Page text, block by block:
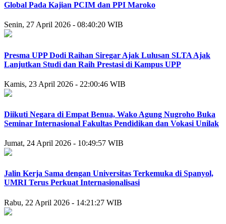
Global Pada Kajian PCIM dan PPI Maroko
Senin, 27 April 2026 - 08:40:20 WIB
Presma UPP Dodi Raihan Siregar Ajak Lulusan SLTA Ajak
Lanjutkan Studi dan Raih Prestasi di Kampus UPP
Kamis, 23 April 2026 - 22:00:46 WIB
Diikuti Negara di Empat Benua, Wako Agung Nugroho Buka
Seminar Internasional Fakultas Pendidikan dan Vokasi Unilak
Jumat, 24 April 2026 - 10:49:57 WIB
Jalin Kerja Sama dengan Universitas Terkemuka di Spanyol,
UMRI Terus Perkuat Internasionalisasi
Rabu, 22 April 2026 - 14:21:27 WIB